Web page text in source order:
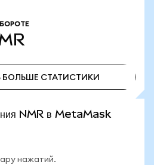
БОЛЬШЕ СТАТИСТИКИ
NMR в MetaMask
нажатий.